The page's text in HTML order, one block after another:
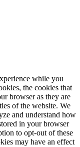
while you
the cookies that
browser as they are
of the website. We
and understand how
in your browser
to opt-out of these
may have an effect